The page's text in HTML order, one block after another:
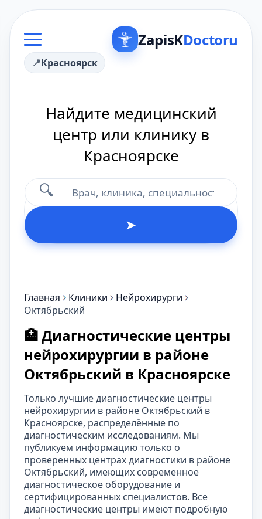
ZapisKDoctoru
Красноярск
Найдите медицинский
центр или клинику в
Красноярске
🔍
➤
Главная Клиники
Нейрохирурги
Октябрьский
🏥 Диагностические центры
нейрохирургии в районе
Октябрьский в Красноярске
Только лучшие диагностические центры
нейрохирургии в районе Октябрьский в
Красноярске, распределённые по
диагностическим исследованиям. Мы
публикуем информацию только о
проверенных центрах диагностики в районе
Октябрьский, имеющих современное
диагностическое оборудование и
сертифицированных специалистов. Все
диагностические центры имеют подробную